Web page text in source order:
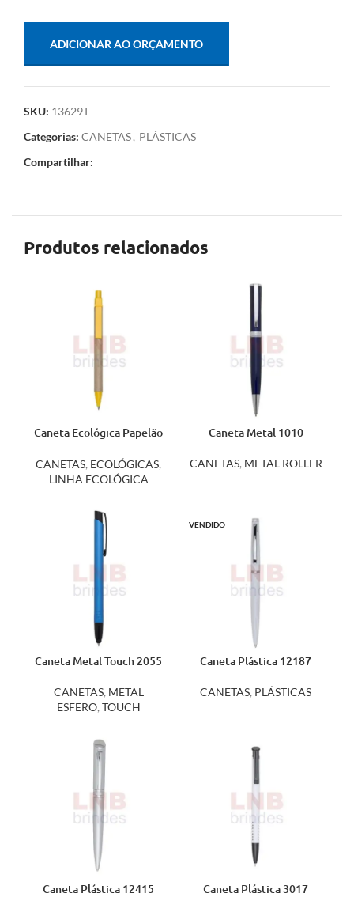
ADICIONAR AO ORÇAMENTO
SKU: 13629T
Categorias: CANETAS, PLÁSTICAS
Compartilhar:
Produtos relacionados
Caneta Ecológica Papelão
CANETAS, ECOLÓGICAS,
LINHA ECOLÓGICA
Caneta Metal 1010
CANETAS, METAL ROLLER
Caneta Metal Touch 2055
CANETAS, METAL
ESFERO, TOUCH
VENDIDO
Caneta Plástica 12187
CANETAS, PLÁSTICAS
Caneta Plástica 12415 Caneta Plástica 3017